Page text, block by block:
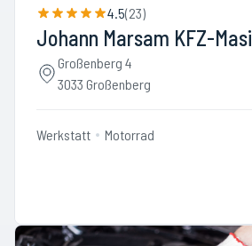
4.5(23)
Johann Marsam KFZ-Masi
Großenberg 4
3033 Großenberg
Werkstatt Motorrad